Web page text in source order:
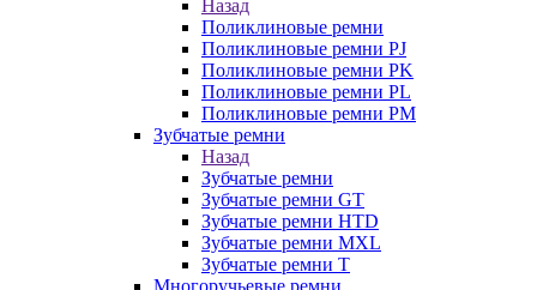
Назад
Поликлиновые ремни
Поликлиновые ремни PJ
Поликлиновые ремни PK
Поликлиновые ремни PL
Поликлиновые ремни PM
Зубчатые ремни
Назад
Зубчатые ремни
Зубчатые ремни GT
Зубчатые ремни HTD
Зубчатые ремни MXL
Зубчатые ремни Т
Многоручьевые ремни